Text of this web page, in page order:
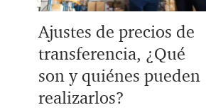
Ajustes de precios de
transferencia, ¿Qué
son y quiénes pueden
realizarlos?